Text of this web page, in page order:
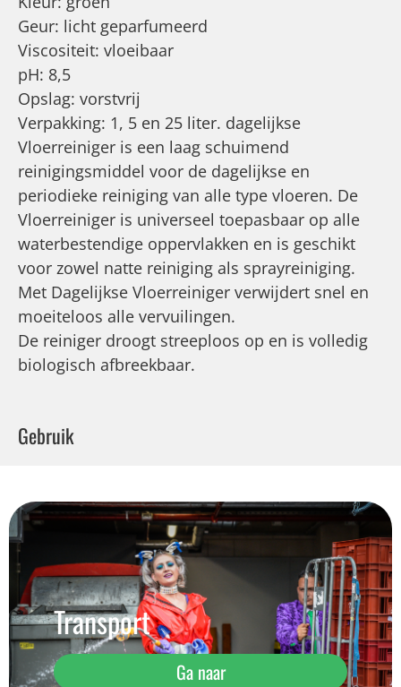
Geur: licht geparfumeerd
Viscositeit: vloeibaar
pH: 8,5
Opslag: vorstvrij
Verpakking: 1, 5 en 25 liter. dagelijkse
Vloerreiniger is een laag schuimend
reinigingsmiddel voor de dagelijkse en
periodieke reiniging van alle type vloeren. De
Vloerreiniger is universeel toepasbaar op alle
waterbestendige oppervlakken en is geschikt
voor zowel natte reiniging als sprayreiniging.
Met Dagelijkse Vloerreiniger verwijdert snel en
moeiteloos alle vervuilingen.
De reiniger droogt streeploos op en is volledig
biologisch afbreekbaar.
Gebruik
Transport
Ga naar